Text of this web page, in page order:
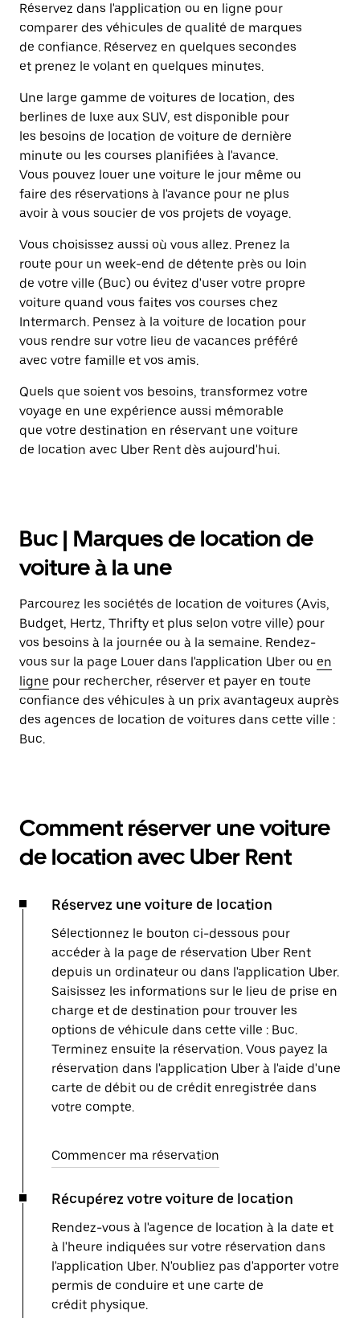
Réservez dans l'application ou en ligne pour
comparer des véhicules de qualité de marques
de confiance. Réservez en quelques secondes
et prenez le volant en quelques minutes.
Une large gamme de voitures de location, des
berlines de luxe aux SUV, est disponible pour
les besoins de location de voiture de dernière
minute ou les courses planifiées à l'avance.
Vous pouvez louer une voiture le jour même ou
faire des réservations à l'avance pour ne plus
avoir à vous soucier de vos projets de voyage.
Vous choisissez aussi où vous allez. Prenez la
route pour un week-end de détente près ou loin
de votre ville (Buc) ou évitez d'user votre propre
voiture quand vous faites vos courses chez
Intermarch. Pensez à la voiture de location pour
vous rendre sur votre lieu de vacances préféré
avec votre famille et vos amis.
Quels que soient vos besoins, transformez votre
voyage en une expérience aussi mémorable
que votre destination en réservant une voiture
de location avec Uber Rent dès aujourd'hui.
Buc | Marques de location de
voiture à la une
Parcourez les sociétés de location de voitures (Avis,
Budget, Hertz, Thrifty et plus selon votre ville) pour
vos besoins à la journée ou à la semaine. Rendez-
vous sur la page Louer dans l'application Uber ou en
ligne pour rechercher, réserver et payer en toute
confiance des véhicules à un prix avantageux auprès
des agences de location de voitures dans cette ville :
Buc.
Comment réserver une voiture
de location avec Uber Rent
Réservez une voiture de location
Sélectionnez le bouton ci-dessous pour
accéder à la page de réservation Uber Rent
depuis un ordinateur ou dans l'application Uber.
Saisissez les informations sur le lieu de prise en
charge et de destination pour trouver les
options de véhicule dans cette ville : Buc.
Terminez ensuite la réservation. Vous payez la
réservation dans l'application Uber à l'aide d'une
carte de débit ou de crédit enregistrée dans
votre compte.
Commencer ma réservation
Récupérez votre voiture de location
Rendez-vous à l'agence de location à la date et
à l'heure indiquées sur votre réservation dans
l'application Uber. N'oubliez pas d'apporter votre
permis de conduire et une carte de
crédit physique.